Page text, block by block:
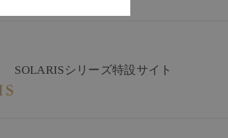
SOLARISシリーズ特設サイト